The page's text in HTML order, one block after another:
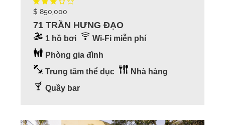
$ 850,000
71 TRẦN HƯNG ĐẠO
1 hồ bơi
Wi-Fi miễn phí
Phòng gia đình
Trung tâm thể dục
Nhà hàng
Quầy bar